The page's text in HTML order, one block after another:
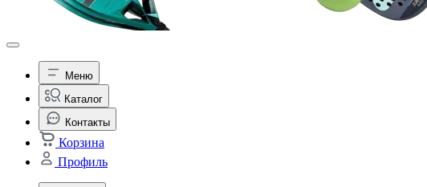
Меню
Каталог
Контакты
Корзина
Профиль